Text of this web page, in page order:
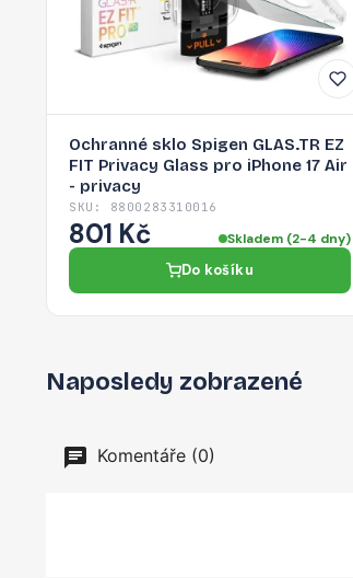
Ochranné sklo Spigen GLAS.TR EZ
FIT Privacy Glass pro iPhone 17 Air
- privacy
SKU: 8800283310016
801 Kč Skladem (2-4 dny)
Do košíku
Naposledy zobrazené
Komentáře (0)